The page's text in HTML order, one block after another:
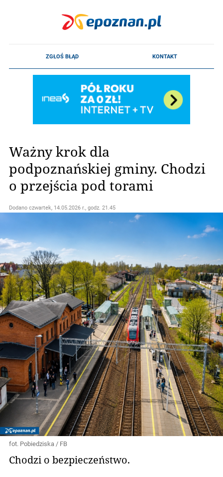
Ważny krok dla
podpoznańskiej gminy. Chodzi
o przejścia pod torami
Dodano czwartek, 14.05.2026 r., godz. 21.45
fot. Pobiedziska / FB
Chodzi o bezpieczeństwo.